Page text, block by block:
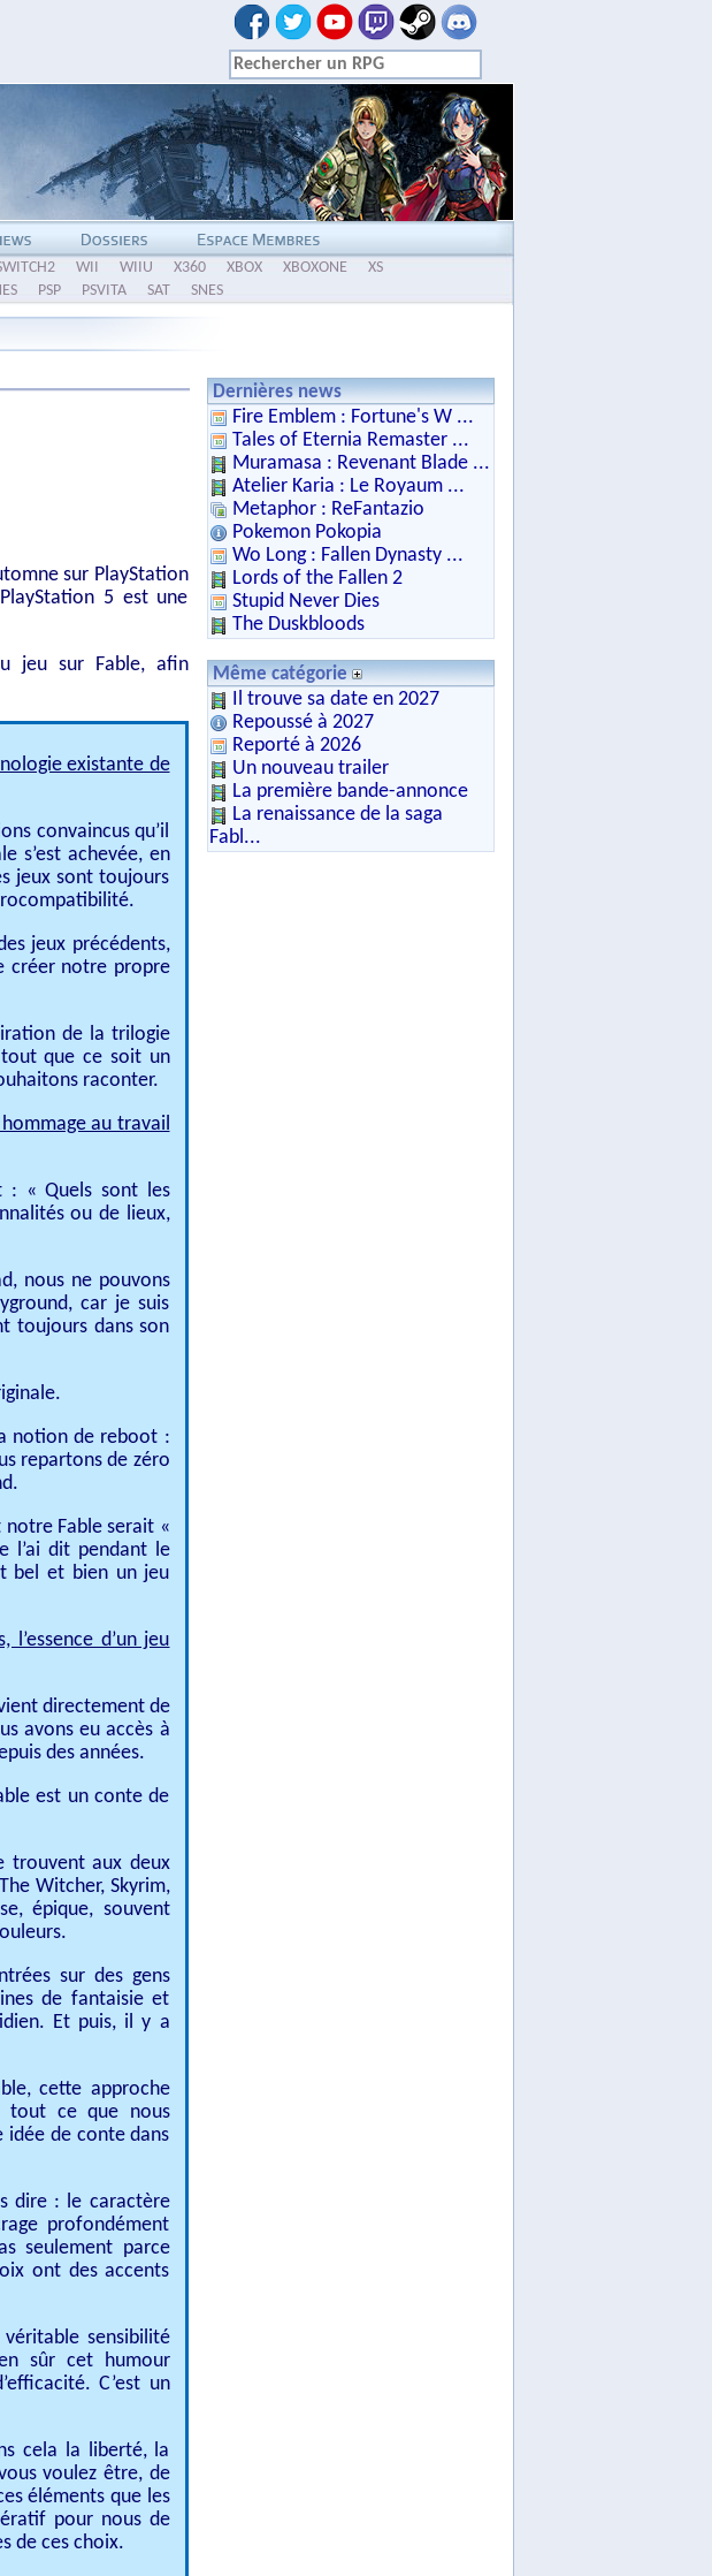
WII WIIU X360 XBOX XBOXONE
XS
PSP PSVITA SAT SNES
sur PlayStation
5 est une
jeu sur Fable, afin
existante de
convaincus qu’il
s’est achevée, en
jeux sont toujours
jeux précédents,
créer notre propre
de la trilogie
que ce soit un
raconter.
au travail
: « Quels sont les
ou de lieux,
nous ne pouvons
car je suis
toujours dans son
notion de reboot :
repartons de zéro
Fable serait «
l’ai dit pendant le
bel et bien un jeu
d’un jeu
directement de
avons eu accès à
des années.
est un conte de
trouvent aux deux
Witcher, Skyrim,
épique, souvent
sur des gens
de fantaisie et
Et puis, il y a
cette approche
tout ce que nous
idée de conte dans
dire : le caractère
profondément
seulement parce
ont des accents
sensibilité
sûr cet humour
C’est un
cela la liberté, la
voulez être, de
éléments que les
pour nous de
de ces choix.
Dernières news
Fire Emblem : Fortune's W ...
Tales of Eternia Remaster ...
Muramasa : Revenant Blade ...
Atelier Karia : Le Royaum ...
Metaphor : ReFantazio
Pokemon Pokopia
Wo Long : Fallen Dynasty ...
Lords of the Fallen 2
Stupid Never Dies
The Duskbloods
Même catégorie
Il trouve sa date en 2027
Repoussé à 2027
Reporté à 2026
Un nouveau trailer
La première bande-annonce
La renaissance de la saga
Fabl...